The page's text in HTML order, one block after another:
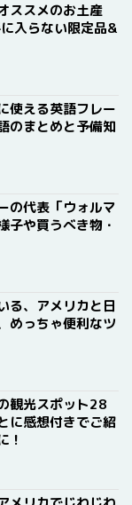
ススメのお土産
入らない限定品&
使える英語フレー
のまとめと予備知
の代表「ウォルマ
子や買うべき物・
る、アメリカと日
めっちゃ便利なツ
観光スポット28
に感想付きでご紹
！